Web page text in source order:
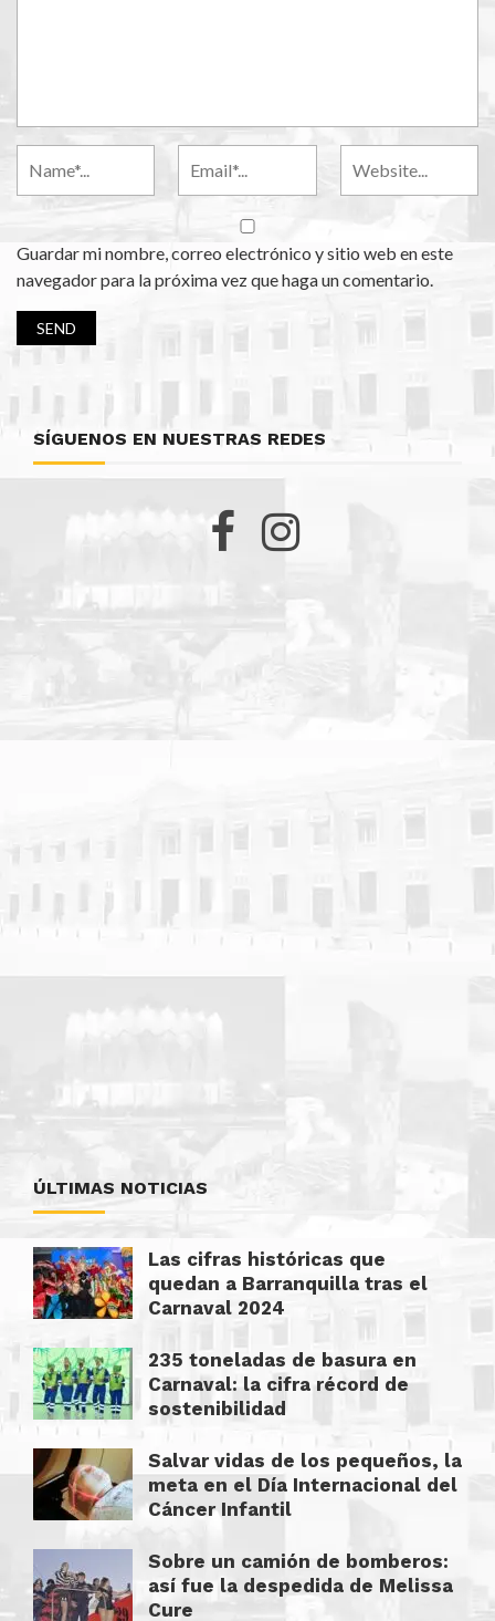
Guardar mi nombre, correo electrónico y sitio web en este
navegador para la próxima vez que haga un comentario.
SÍGUENOS EN NUESTRAS REDES
ÚLTIMAS NOTICIAS
Las cifras históricas que
quedan a Barranquilla tras el
Carnaval 2024
235 toneladas de basura en
Carnaval: la cifra récord de
sostenibilidad
Salvar vidas de los pequeños, la
meta en el Día Internacional del
Cáncer Infantil
Sobre un camión de bomberos:
así fue la despedida de Melissa
Cure